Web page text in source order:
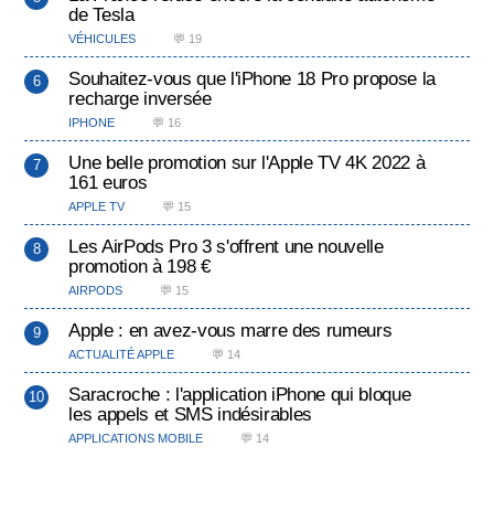
de Tesla
VÉHICULES 💬 19
Souhaitez-vous que l'iPhone 18 Pro propose la
recharge inversée
IPHONE 💬 16
Une belle promotion sur l'Apple TV 4K 2022 à
161 euros
APPLE TV 💬 15
Les AirPods Pro 3 s'offrent une nouvelle
promotion à 198 €
AIRPODS 💬 15
Apple : en avez-vous marre des rumeurs
ACTUALITÉ APPLE 💬 14
Saracroche : l'application iPhone qui bloque
les appels et SMS indésirables
APPLICATIONS MOBILE 💬 14